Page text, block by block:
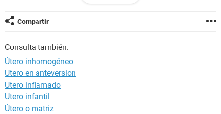
Gracias por su ayuda
Compartir
Consulta también:
Útero inhomogéneo
Utero en anteversion
Utero inflamado
Utero infantil
Útero o matriz